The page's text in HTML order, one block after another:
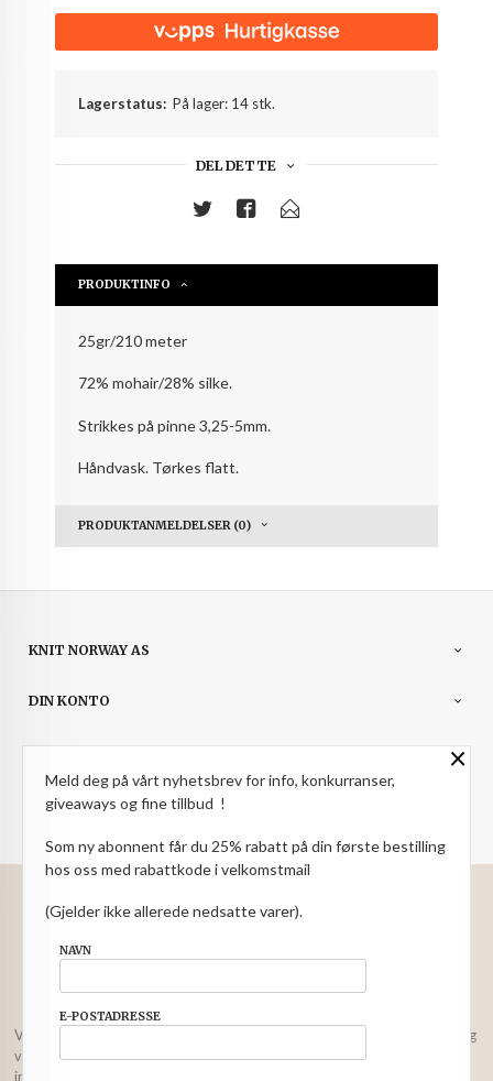
Lagerstatus: På lager: 14 stk.
DEL DETTE
PRODUKTINFO
25gr/210 meter
72% mohair/28% silke.
Strikkes på pinne 3,25-5mm.
Håndvask. Tørkes flatt.
PRODUKTANMELDELSER (0)
KNIT NORWAY AS
DIN KONTO
NYHETSBREV
PARTNERE
Valuta
FRAKT
Vår nettbutikk bruker cookies slik at du får en bedre kjøpsopplevelse og
vi kan yte deg bedre service. Vi bruker cookies hovedsaklig til å lagre
innloggingsdetaljer og huske hva du har puttet i handlekurven din.
×
Meld deg på vårt nyhetsbrev for info, konkurranser,
giveaways og fine tillbud !
Som ny abonnent får du 25% rabatt på din første bestilling
hos oss med rabattkode i velkomstmail
(Gjelder ikke allerede nedsatte varer).
NAVN
E-POSTADRESSE